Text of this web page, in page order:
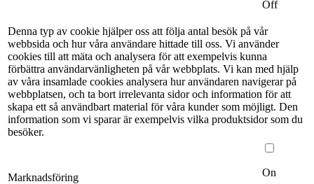
Off
Denna typ av cookie hjälper oss att följa antal besök på vår
webbsida och hur våra användare hittade till oss. Vi använder
cookies till att mäta och analysera för att exempelvis kunna
förbättra användarvänligheten på vår webbplats. Vi kan med hjälp
av våra insamlade cookies analysera hur användaren navigerar på
webbplatsen, och ta bort irrelevanta sidor och information för att
skapa ett så användbart material för våra kunder som möjligt. Den
information som vi sparar är exempelvis vilka produktsidor som du
besöker.
Marknadsföring
On